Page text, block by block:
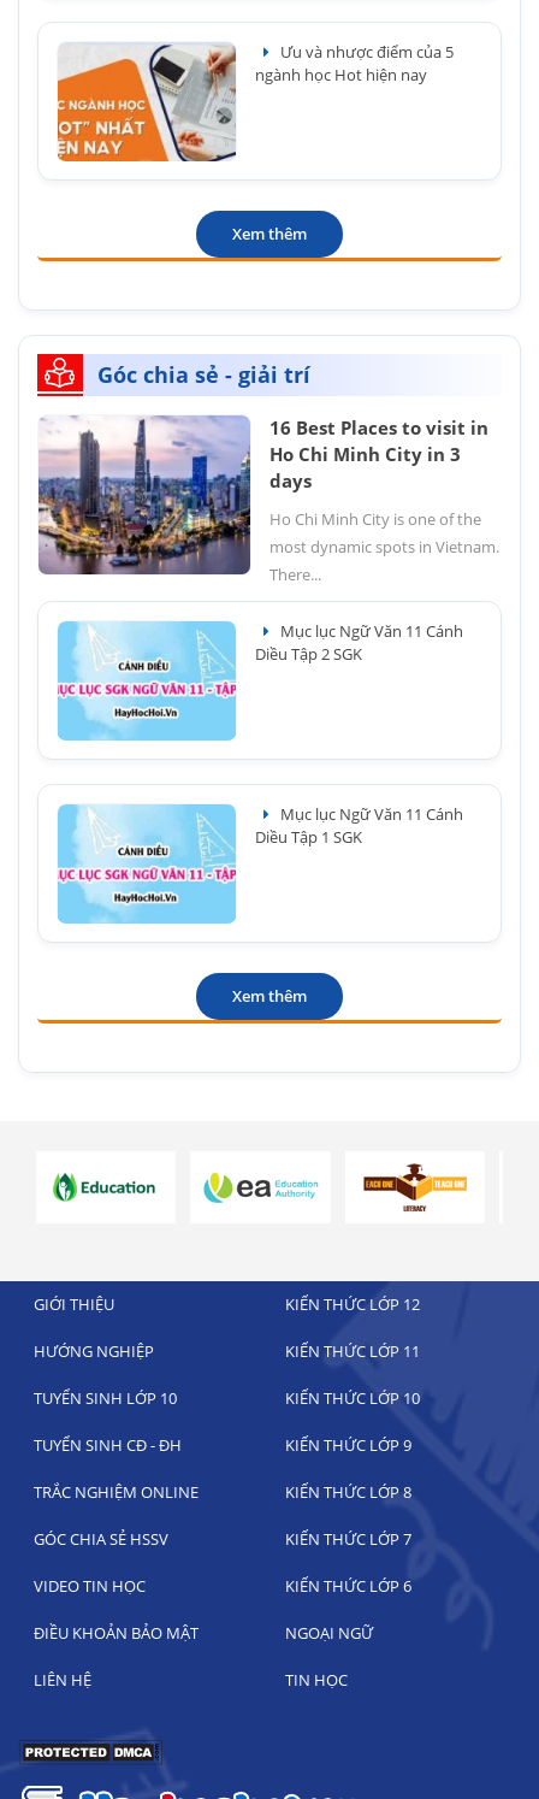
Ưu và nhược điểm của 5
ngành học Hot hiện nay
Xem thêm
Góc chia sẻ - giải trí
16 Best Places to visit in
Ho Chi Minh City in 3
days
Ho Chi Minh City is one of the
most dynamic spots in Vietnam.
There...
Mục lục Ngữ Văn 11 Cánh
Diều Tập 2 SGK
Mục lục Ngữ Văn 11 Cánh
Diều Tập 1 SGK
Xem thêm
GIỚI THIỆU KIẾN THỨC LỚP 12
HƯỚNG NGHIỆP KIẾN THỨC LỚP 11
TUYỂN SINH LỚP 10 KIẾN THỨC LỚP 10
TUYỂN SINH CĐ - ĐH KIẾN THỨC LỚP 9
TRẮC NGHIỆM ONLINE KIẾN THỨC LỚP 8
GÓC CHIA SẺ HSSV KIẾN THỨC LỚP 7
VIDEO TIN HỌC KIẾN THỨC LỚP 6
ĐIỀU KHOẢN BẢO MẬT NGOẠI NGỮ
LIÊN HỆ TIN HỌC